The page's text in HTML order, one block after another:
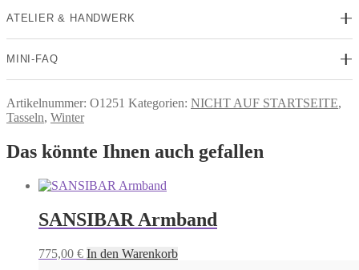
ATELIER & HANDWERK
MINI-FAQ
Artikelnummer: O1251 Kategorien: NICHT AUF STARTSEITE,
Tasseln, Winter
Das könnte Ihnen auch gefallen
SANSIBAR Armband
775,00 € In den Warenkorb